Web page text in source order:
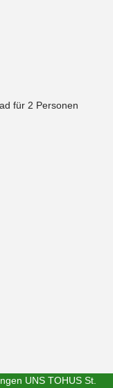
für 2 Personen
UNS TOHUSSt.